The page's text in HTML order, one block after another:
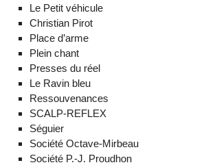
Le Petit véhicule
Christian Pirot
Place d’arme
Plein chant
Presses du réel
Le Ravin bleu
Ressouvenances
SCALP-REFLEX
Séguier
Société Octave-Mirbeau
Société P.-J. Proudhon